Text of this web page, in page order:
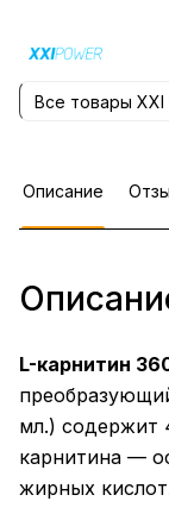
Все товары XXI
Описание
L-карнитин
мл.) содержит
карнитина —
жирных